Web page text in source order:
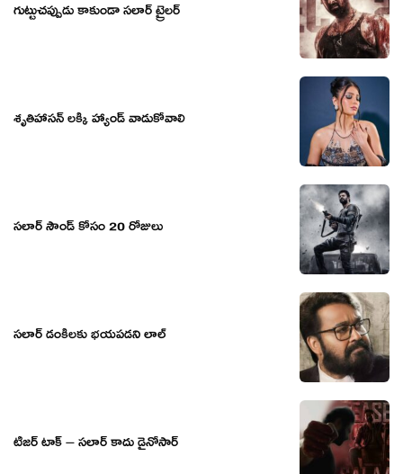
గుట్టుచప్పుడు కాకుండా సలార్ ట్రైలర్
శృతిహాసన్ లక్కీ హ్యాండ్ వాడుకోవాలి
సలార్ సౌండ్ కోసం 20 రోజులు
సలార్ డంకీలకు భయపడని లాల్
టీజర్ టాక్ – సలార్ కాదు డైనోసార్